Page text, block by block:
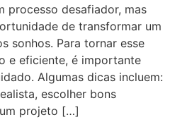
processo desafiador, mas
de transformar um
sonhos. Para tornar esse
e eficiente, é importante
Algumas dicas incluem:
escolher bons
projeto […]